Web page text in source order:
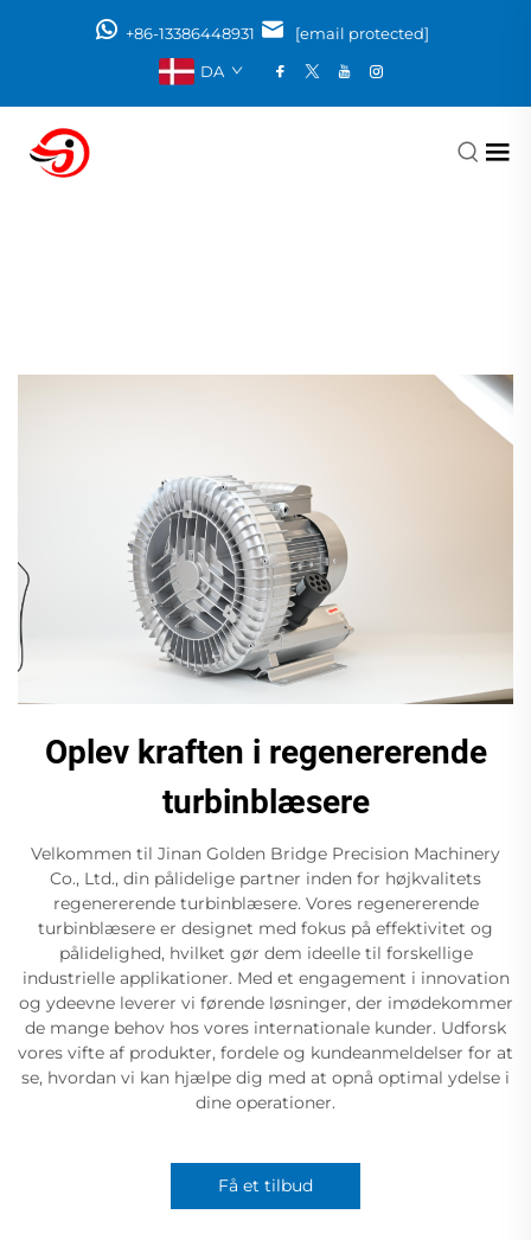
+86-13386448931
[email protected]
DA
Oplev kraften i regenererende
turbinblæsere
Velkommen til Jinan Golden Bridge Precision Machinery
Co., Ltd., din pålidelige partner inden for højkvalitets
regenererende turbinblæsere. Vores regenererende
turbinblæsere er designet med fokus på effektivitet og
pålidelighed, hvilket gør dem ideelle til forskellige
industrielle applikationer. Med et engagement i innovation
og ydeevne leverer vi førende løsninger, der imødekommer
de mange behov hos vores internationale kunder. Udforsk
vores vifte af produkter, fordele og kundeanmeldelser for at
se, hvordan vi kan hjælpe dig med at opnå optimal ydelse i
dine operationer.
Få et tilbud